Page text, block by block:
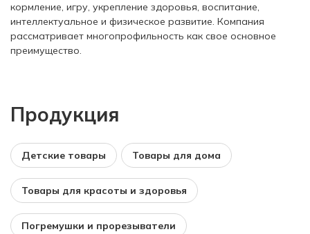
кормление, игру, укрепление здоровья, воспитание,
интеллектуальное и физическое развитие. Компания
рассматривает многопрофильность как свое основное
преимущество.
Продукция
Детские товары Товары для дома
Товары для красоты и здоровья
Погремушки и прорезыватели